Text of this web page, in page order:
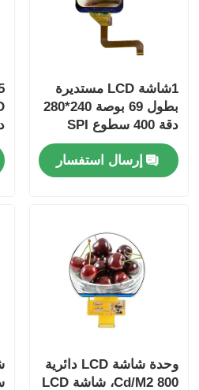
1شاشة LCD مستديرة
بطول 69 بوصة 240*280
دقة 400 سطوع SPI
Driver Interface IC
ST7789Vإرسال استفسار
وحدة شاشة LCD دائرية
800 Cd/M2، شاشة LCD